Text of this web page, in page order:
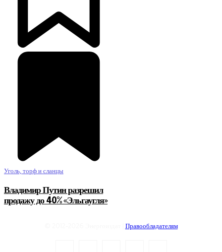
Уголь, торф и сланцы
Владимир Путин разрешил
продажу до 40% «Эльгаугля»
Правообладателям